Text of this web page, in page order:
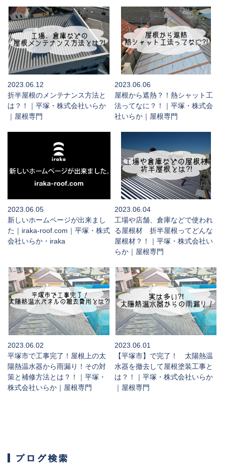
2023.06.12
折半屋根のメンテナンス方法と
は？！｜平塚・株式会社いらか
｜屋根専門
2023.06.06
屋根から遮熱？！熱シャット工
法ってなに？！｜平塚・株式会
社いらか｜屋根専門
2023.06.05
新しいホームページが出来まし
た｜iraka-roof.com｜平塚・株式
会社いらか・iraka
2023.06.04
工場や店舗、倉庫などで使われ
る屋根材 折半屋根ってどんな
屋根材？！｜平塚・株式会社い
らか｜屋根専門
2023.06.02
平塚市で工事完了！屋根上の太
陽熱温水器から雨漏り！その対
策と補修方法とは？！｜平塚・
株式会社いらか｜屋根専門
2023.06.01
【平塚市】で完了！ 太陽熱温
水器を撤去して屋根塗装工事と
は？！｜平塚・株式会社いらか
｜屋根専門
ブログ検索